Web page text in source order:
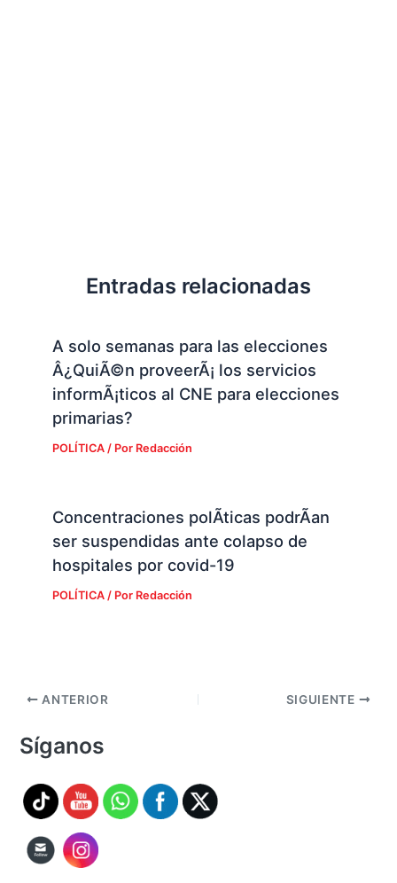
Entradas relacionadas
A solo semanas para las elecciones
Â¿QuiÃ©n proveerÃ¡ los servicios
informÃ¡ticos al CNE para elecciones
primarias?
POLÍTICA/ Por Redacción
Concentraciones polÃ­ticas podrÃ­an
ser suspendidas ante colapso de
hospitales por covid-19
POLÍTICA/ Por Redacción
ANTERIOR SIGUIENTE
Síganos